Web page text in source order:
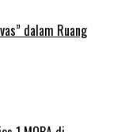
dalam Ruang